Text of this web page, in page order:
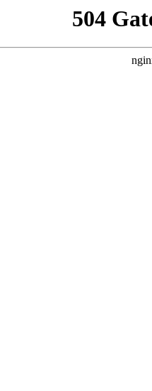
504